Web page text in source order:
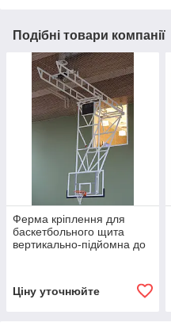
Подібні товари компанії
Ферма кріплення для
баскетбольного щита
вертикально-підйомна до
Ціну уточнюйте